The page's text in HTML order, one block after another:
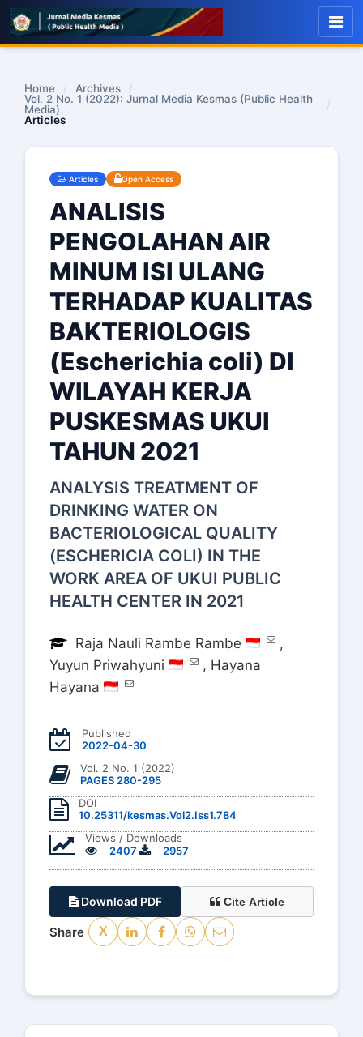
Home / Archives
/
Vol. 2 No. 1 (2022): Jurnal Media Kesmas (Public Health
Media)
/
Articles
Articles Open Access
ANALISIS
PENGOLAHAN AIR
MINUM ISI ULANG
TERHADAP KUALITAS
BAKTERIOLOGIS
(Escherichia coli) DI
WILAYAH KERJA
PUSKESMAS UKUI
TAHUN 2021
ANALYSIS TREATMENT OF
DRINKING WATER ON
BACTERIOLOGICAL QUALITY
(ESCHERICIA COLI) IN THE
WORK AREA OF UKUI PUBLIC
HEALTH CENTER IN 2021
Raja Nauli Rambe Rambe
,
Yuyun Priwahyuni
, Hayana
Hayana
Published
2022-04-30
Vol. 2 No. 1 (2022)
PAGES 280-295
DOI
10.25311/kesmas.Vol2.Iss1.784
Views / Downloads
2407
2957
Download PDF Cite Article
Share X